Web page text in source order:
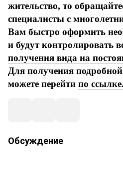
жительство, то
специалисты с
Вам быстро оформить
и будут контролировать
получения вида на
Для получения
можете перейти по ссылке.
Обсуждение